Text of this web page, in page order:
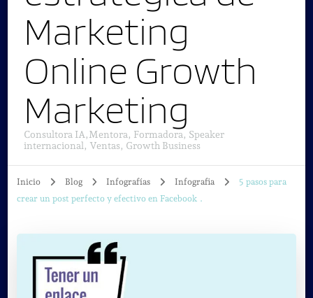
Marketing
Online Growth
Marketing
Consultora IA,Mentora, Formadora, Speaker
internacional, Ventas, Growth Business
Inicio Blog Infografías Infografia
5 pasos para
crear un post perfecto y efectivo en Facebook .